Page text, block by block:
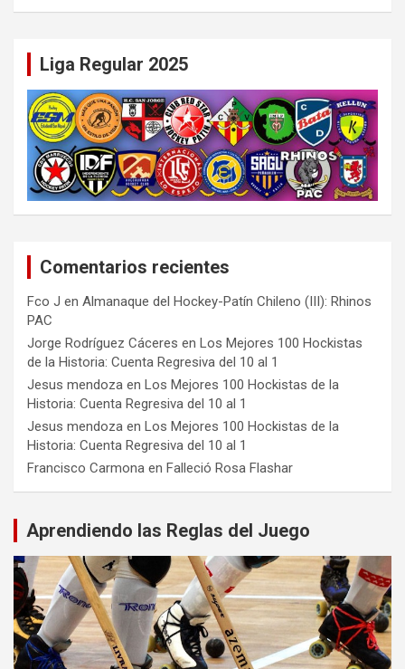
Liga Regular 2025
Comentarios recientes
Fco J en Almanaque del Hockey-Patín Chileno (III): Rhinos
PAC
Jorge Rodríguez Cáceres en Los Mejores 100 Hockistas
de la Historia: Cuenta Regresiva del 10 al 1
Jesus mendoza en Los Mejores 100 Hockistas de la
Historia: Cuenta Regresiva del 10 al 1
Jesus mendoza en Los Mejores 100 Hockistas de la
Historia: Cuenta Regresiva del 10 al 1
Francisco Carmona en Falleció Rosa Flashar
Aprendiendo las Reglas del Juego